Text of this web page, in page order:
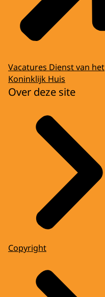
Vacatures Dienst van het
Koninklijk Huis
Over deze site
Copyright